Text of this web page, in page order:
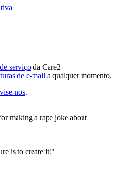
serviço da Care2
de e-mail a qualquer momento.
nos.
making a rape joke about
is to create it!"